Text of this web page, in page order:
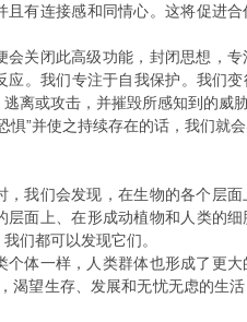
且有连接感和同情心。这将促进
关闭此高级功能，封闭思想，专
应。我们专注于自我保护。我们
离或攻击，并摧毁所感知到的威
”并使之持续存在的话，我们就
我们会发现，在生物的各个层面
层面上、在形成动植物和人类的
们都可以发现它们。
体一样，人类群体也形成了更大
渴望生存、发展和无忧无虑的生